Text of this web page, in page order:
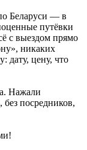
Беларуси — в
путёвки
с выездом прямо
никаких
дату, цену, что
Нажали
посредников,